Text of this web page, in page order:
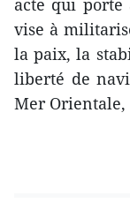
acte qui porte
vise à
la paix, la
liberté de
Mer